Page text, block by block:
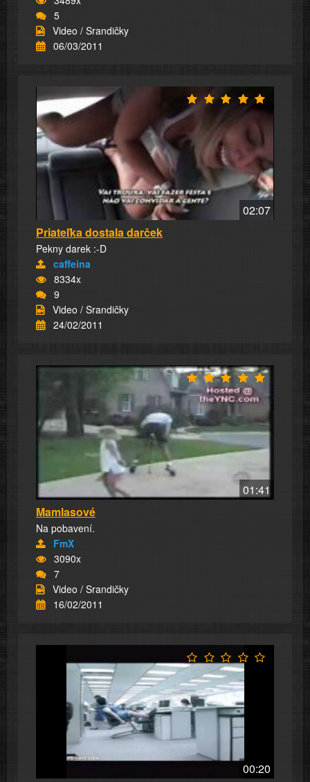
5
Video / Srandičky
06/03/2011
02:07
Priateľka dostala darček
Pekny darek :-D
caffeina
8334x
9
Video / Srandičky
24/02/2011
01:41
Mamlasové
Na pobavení.
FmX
3090x
7
Video / Srandičky
16/02/2011
00:20